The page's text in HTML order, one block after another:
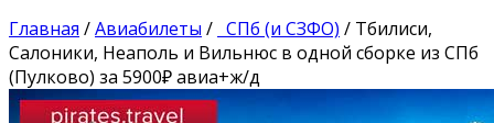
Главная /Авиабилеты / СПб (и СЗФО) / Тбилиси,
Салоники, Неаполь и Вильнюс в одной сборке из СПб
(Пулково) за 5900₽ авиа+ж/д